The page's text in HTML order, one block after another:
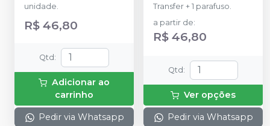
unidade.
R$ 46,80
Qtd :
Adicionar ao
carrinho
Pedir via Whatsapp
Transfer + 1 parafuso.
a partir de:
R$ 46,80
Qtd :
Ver opções
Pedir via Whatsapp